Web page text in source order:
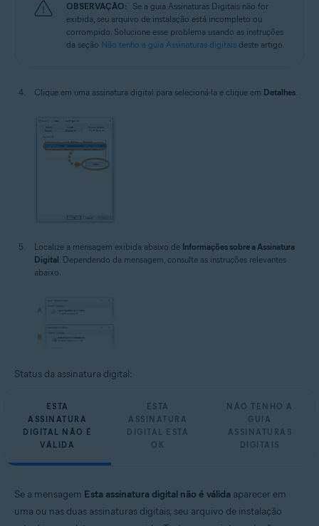
OBSERVAÇÃO:
Se a guia Assinaturas Digitais não for
exibida, seu arquivo de instalação está incompleto ou
corrompido. Solucione esse problema usando as instruções
da seção Não tenho a guia Assinaturas digitais deste artigo.
Clique em uma assinatura digital para selecioná-la e clique em Detalhes.
Localize a mensagem exibida abaixo de Informações sobre a Assinatura
Digital . Dependendo da mensagem, consulte as instruções relevantes
abaixo.
Status da assinatura digital:
ESTA
ASSINATURA
DIGITAL NÃO É
VÁLIDA
ESTA
ASSINATURA
DIGITAL ESTÁ
OK
NÃO TENHO A
GUIA
ASSINATURAS
DIGITAIS
Se a mensagem Esta assinatura digital não é válida aparecer em
uma ou nas duas assinaturas digitais, seu arquivo de instalação